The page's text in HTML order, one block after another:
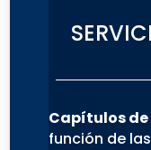
Capítulos
función de